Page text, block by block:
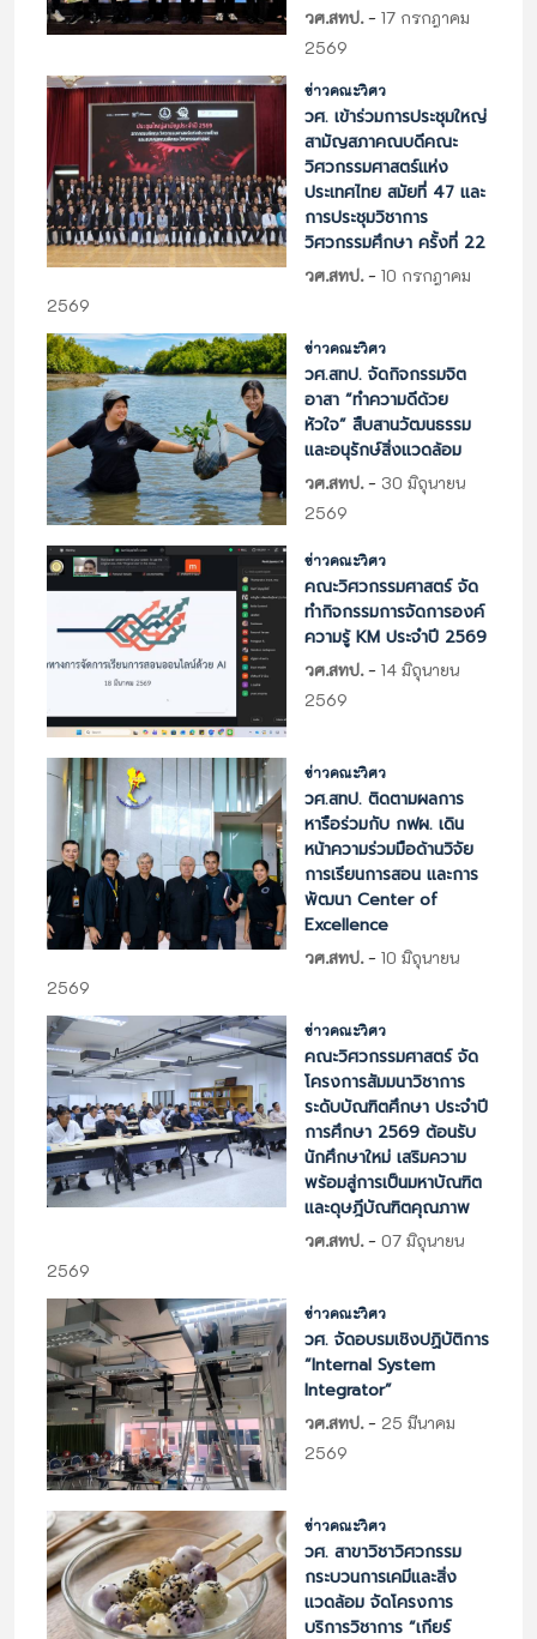
วศ.สทป.-17 กรกฎาคม
2569
ข่าวคณะวิศว
วศ. เข้าร่วมการประชุมใหญ่
สามัญสภาคณบดีคณะ
วิศวกรรมศาสตร์แห่ง
ประเทศไทย สมัยที่ 47 และ
การประชุมวิชาการ
วิศวกรรมศึกษา ครั้งที่ 22
วศ.สทป.-10 กรกฎาคม
2569
ข่าวคณะวิศว
วศ.สทป. จัดกิจกรรมจิต
อาสา “ทำความดีด้วย
หัวใจ” สืบสานวัฒนธรรม
และอนุรักษ์สิ่งแวดล้อม
วศ.สทป.- 30 มิถุนายน
2569
ข่าวคณะวิศว
คณะวิศวกรรมศาสตร์ จัด
ทำกิจกรรมการจัดการองค์
ความรู้ KM ประจำปี 2569
วศ.สทป.-14 มิถุนายน
2569
ข่าวคณะวิศว
วศ.สทป. ติดตามผลการ
หารือร่วมกับ กฟผ. เดิน
หน้าความร่วมมือด้านวิจัย
การเรียนการสอน และการ
พัฒนา Center of
Excellence
วศ.สทป.-10 มิถุนายน
2569
ข่าวคณะวิศว
คณะวิศวกรรมศาสตร์ จัด
โครงการสัมมนาวิชาการ
ระดับบัณฑิตศึกษา ประจำปี
การศึกษา 2569 ต้อนรับ
นักศึกษาใหม่ เสริมความ
พร้อมสู่การเป็นมหาบัณฑิต
และดุษฎีบัณฑิตคุณภาพ
วศ.สทป.-07 มิถุนายน
2569
ข่าวคณะวิศว
วศ. จัดอบรมเชิงปฏิบัติการ
“Internal System
Integrator”
วศ.สทป.- 25 มีนาคม
2569
ข่าวคณะวิศว
วศ. สาขาวิชาวิศวกรรม
กระบวนการเคมีและสิ่ง
แวดล้อม จัดโครงการ
บริการวิชาการ “เกียร์